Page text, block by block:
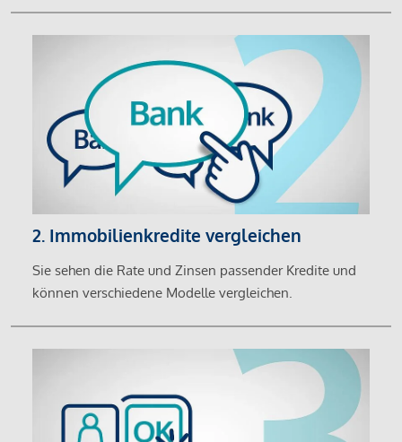
2. Immobilienkredite vergleichen
Sie sehen die Rate und Zinsen passender Kredite und
können verschiedene Modelle vergleichen.